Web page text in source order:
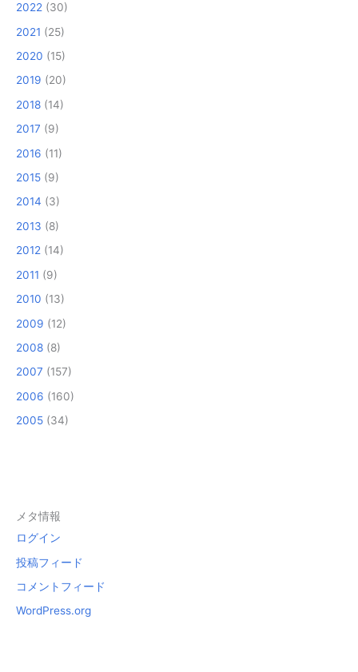
2022 (30)
2021 (25)
2020 (15)
2019 (20)
2018 (14)
2017 (9)
2016 (11)
2015 (9)
2014 (3)
2013 (8)
2012 (14)
2011 (9)
2010 (13)
2009 (12)
2008 (8)
2007 (157)
2006 (160)
2005 (34)
メタ情報
ログイン
投稿フィード
コメントフィード
WordPress.org